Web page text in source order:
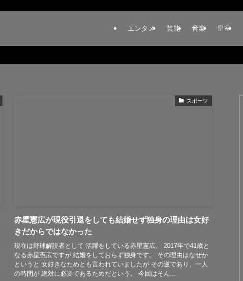
エンタメ 芸能 音楽 皇室
スポーツ
赤星憲広が現役引退をしても結婚せず独身の理由は女好
きだからではなかった
現在は野球解説者として 活躍をしている赤星憲広。 2017年で41歳と
なる赤星憲広ですが 結婚をしておらず独身です。 その理由はなぜか
というと 女好きなためとも言われていましたが その逆であり、一人
の時間が 絶対に必要であるためだという。 今回はそん...